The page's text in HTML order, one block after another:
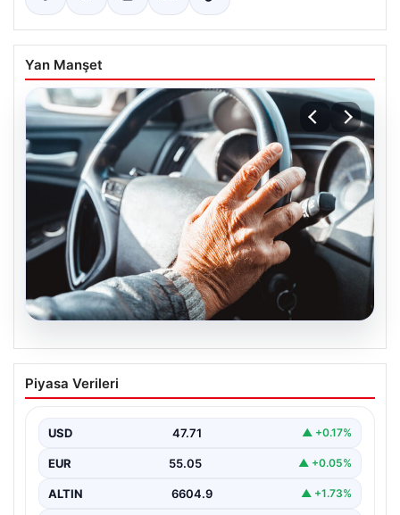
Yan Manşet
Emekliye ÖTV’siz araç verilecek mi,
yasa çıkacak mı? Milyonlarca emekli
Piyasa Verileri
USD 47.71 ▲ +0.17%
EUR 55.05 ▲ +0.05%
ALTIN 6604.9 ▲ +1.73%